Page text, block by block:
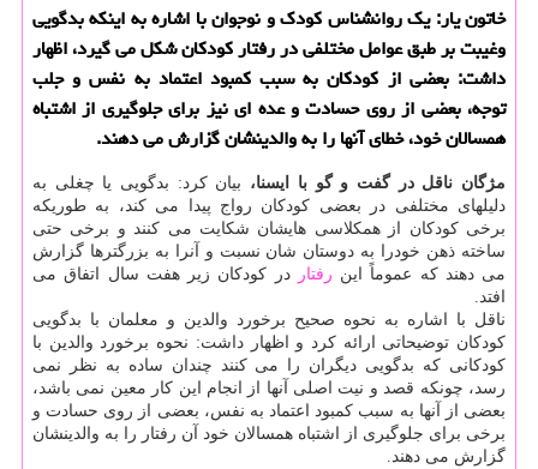
خاتون یار: یك روانشناس كودك و نوجوان با اشاره به اینكه بدگویی
وغیبت بر طبق عوامل مختلفی در رفتار كودكان شكل می گیرد، اظهار
داشت: بعضی از كودكان به سبب كمبود اعتماد به نفس و جلب
توجه، بعضی از روی حسادت و عده ای نیز برای جلوگیری از اشتباه
همسالان خود، خطای آنها را به والدینشان گزارش می دهند.
مژگان ناقل در گفت و گو با ایسنا، بیان كرد: بدگویی یا چغلی به
دلیلهای مختلفی در بعضی كودكان رواج پیدا می كند، به طوریكه
برخی كودكان از همكلاسی هایشان شكایت می كنند و برخی حتی
ساخته ذهن خودرا به دوستان شان نسبت و آنرا به بزرگترها گزارش
می دهند كه عموماً این رفتار
در كودكان زیر هفت سال اتفاق می
افتد.
ناقل با اشاره به نحوه صحیح برخورد والدین و معلمان با بدگویی
كودكان توضیحاتی ارائه كرد و اظهار داشت: نحوه برخورد والدین با
كودكانی كه بدگویی دیگران را می كنند چندان ساده به نظر نمی
رسد، چونكه قصد و نیت اصلی آنها از انجام این كار معین نمی باشد،
بعضی از آنها به سبب كمبود اعتماد به نفس، بعضی از روی حسادت و
برخی برای جلوگیری از اشتباه همسالان خود آن رفتار را به والدینشان
گزارش می دهند.